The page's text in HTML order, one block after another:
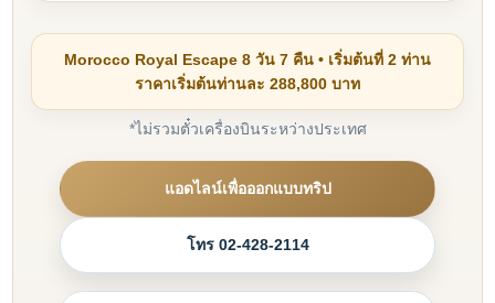
Morocco Royal Escape 8 วัน 7 คืน • เริ่มต้นที่ 2 ท่าน
ราคาเริ่มต้นท่านละ 288,800 บาท
*ไม่รวมตั๋วเครื่องบินระหว่างประเทศ
แอดไลน์เพื่อออกแบบทริป
โทร 02-428-2114